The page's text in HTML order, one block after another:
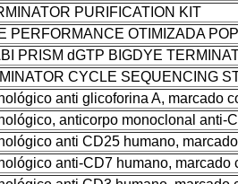
PURIFICATION KIT
PERFORMANCE OTIMIZADA
PRISM dGTP BIGDYE
CYCLE SEQUENCING
anti glicoforina A, marcado
anticorpo monoclonal anti-
anti CD25 humano,
anti-CD7 humano, marcado